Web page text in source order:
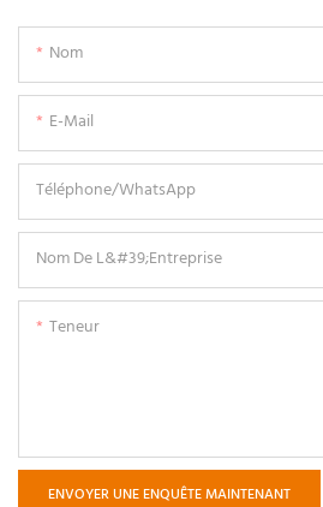
Nom
E-Mail
Téléphone/WhatsApp
Nom De L&#39;entreprise
Teneur
ENVOYER UNE ENQUÊTE MAINTENANT